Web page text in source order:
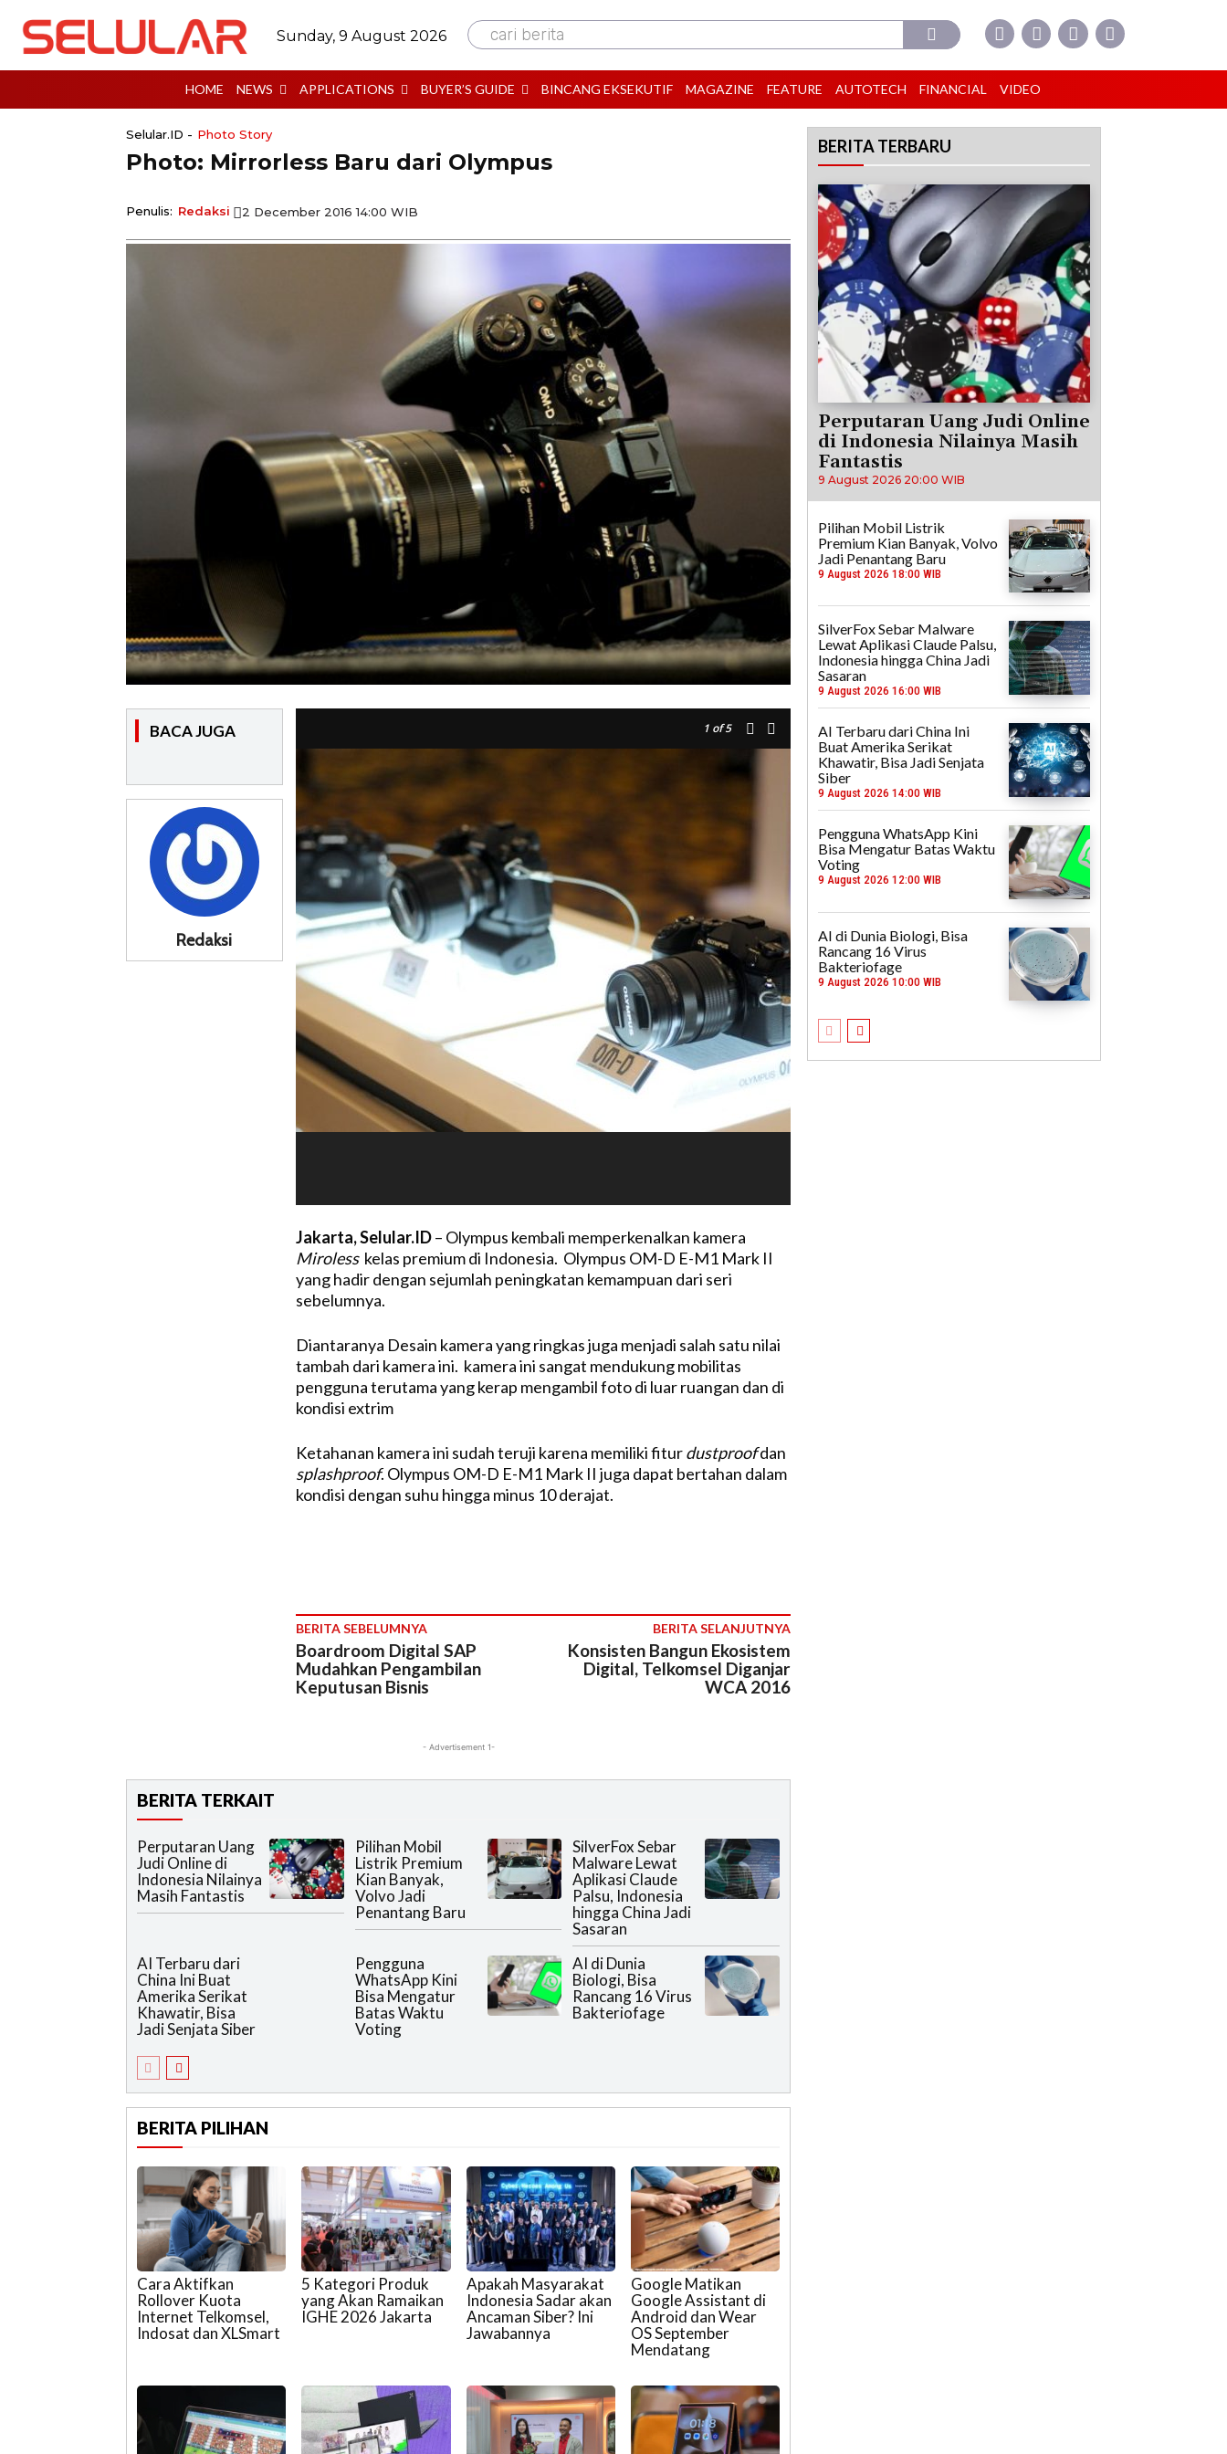
Sunday, 9 August 2026 cari berita
HOME NEWS APPLICATIONS BUYER’S GUIDE BINCANG EKSEKUTIF MAGAZINE FEATURE AUTOTECH FINANCIAL VIDEO
Selular.ID - Photo Story
Photo: Mirrorless Baru dari Olympus
Penulis: Redaksi 2 December 2016 14:00 WIB
BACA JUGA
Redaksi
1 of 5
Marketing Manager Olympus Customer Care Indonesia Sandy Chandra dan Regional Specialist Product Olympus Quettfenn
Lai di peluncuran Olympus OM-D E-M1 Mark II di Jakarta,
Jakarta, Selular.ID– Olympus kembali memperkenalkan kamera
Miroless kelas premium di Indonesia. Olympus OM-D E-M1 Mark II
yang hadir dengan sejumlah peningkatan kemampuan dari seri
sebelumnya.
Diantaranya Desain kamera yang ringkas juga menjadi salah satu nilai
tambah dari kamera ini. kamera ini sangat mendukung mobilitas
pengguna terutama yang kerap mengambil foto di luar ruangan dan di
kondisi extrim
Ketahanan kamera ini sudah teruji karena memiliki fiturdustproofdan
splashproof. Olympus OM-D E-M1 Mark II juga dapat bertahan dalam
kondisi dengan suhu hingga minus 10 derajat.
BERITA SEBELUMNYA
Boardroom Digital SAP
Mudahkan Pengambilan
Keputusan Bisnis
BERITA SELANJUTNYA
Konsisten Bangun Ekosistem
Digital, Telkomsel Diganjar
WCA 2016
- Advertisement 1-
BERITA TERKAIT
Perputaran Uang
Judi Online di
Indonesia Nilainya
Masih Fantastis
Pilihan Mobil
Listrik Premium
Kian Banyak,
Volvo Jadi
Penantang Baru
SilverFox Sebar
Malware Lewat
Aplikasi Claude
Palsu, Indonesia
hingga China Jadi
Sasaran
AI Terbaru dari
China Ini Buat
Amerika Serikat
Khawatir, Bisa
Jadi Senjata Siber
Pengguna
WhatsApp Kini
Bisa Mengatur
Batas Waktu
Voting
AI di Dunia
Biologi, Bisa
Rancang 16 Virus
Bakteriofage
BERITA PILIHAN
Cara Aktifkan
Rollover Kuota
Internet Telkomsel,
Indosat dan XLSmart
5 Kategori Produk
yang Akan Ramaikan
IGHE 2026 Jakarta
Apakah Masyarakat
Indonesia Sadar akan
Ancaman Siber? Ini
Jawabannya
Google Matikan
Google Assistant di
Android dan Wear
OS September
Mendatang
BERITA TERBARU
Perputaran Uang Judi Online
di Indonesia Nilainya Masih
Fantastis
9 August 2026 20:00 WIB
Pilihan Mobil Listrik
Premium Kian Banyak, Volvo
Jadi Penantang Baru
9 August 2026 18:00 WIB
SilverFox Sebar Malware
Lewat Aplikasi Claude Palsu,
Indonesia hingga China Jadi
Sasaran
9 August 2026 16:00 WIB
AI Terbaru dari China Ini
Buat Amerika Serikat
Khawatir, Bisa Jadi Senjata
Siber
9 August 2026 14:00 WIB
Pengguna WhatsApp Kini
Bisa Mengatur Batas Waktu
Voting
9 August 2026 12:00 WIB
AI di Dunia Biologi, Bisa
Rancang 16 Virus
Bakteriofage
9 August 2026 10:00 WIB